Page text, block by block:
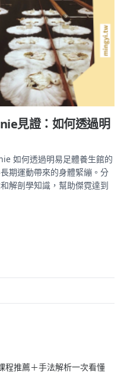
見證：如何透過明
如何透過明易足體養生館的
期運動帶來的身體緊繃。分
解剖學知識，幫助傑霓達到
程推薦＋手法解析一次看懂